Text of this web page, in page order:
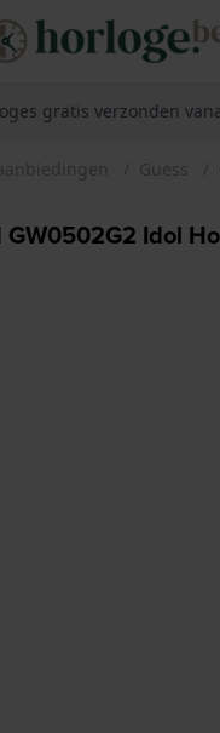
gratis verzonden
Guess
GW0502G2 Idol